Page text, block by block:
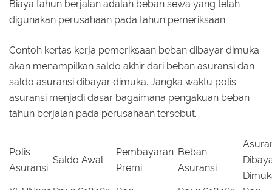
Biaya tahun berjalan adalah beban sewa yang telah
digunakan perusahaan pada tahun pemeriksaan.
Contoh kertas kerja pemeriksaan beban dibayar dimuka
akan menampilkan saldo akhir dari beban asuransi dan
saldo asuransi dibayar dimuka. Jangka waktu polis
asuransi menjadi dasar bagaimana pengakuan beban
tahun berjalan pada perusahaan tersebut.
Polis
Asuransi
Saldo Awal
Pembayaran
Premi
Beban
Asuransi